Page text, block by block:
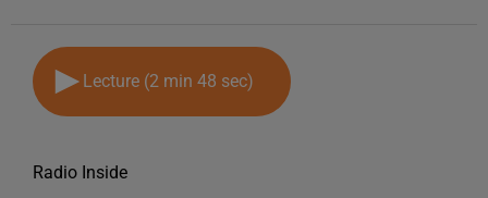
Lecture (2 min 48 sec)
Radio Inside